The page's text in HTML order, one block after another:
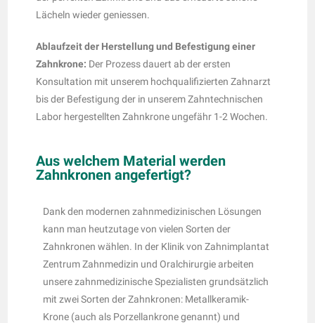
Lächeln wieder geniessen.
Ablaufzeit der Herstellung und Befestigung einer
Zahnkrone: Der Prozess dauert ab der ersten
Konsultation mit unserem hochqualifizierten Zahnarzt
bis der Befestigung der in unserem Zahntechnischen
Labor hergestellten Zahnkrone ungefähr 1-2 Wochen.
Aus welchem Material werden
Zahnkronen angefertigt?
Dank den modernen zahnmedizinischen Lösungen
kann man heutzutage von vielen Sorten der
Zahnkronen wählen. In der Klinik von Zahnimplantat
Zentrum Zahnmedizin und Oralchirurgie arbeiten
unsere zahnmedizinische Spezialisten grundsätzlich
mit zwei Sorten der Zahnkronen: Metallkeramik-
Krone (auch als Porzellankrone genannt) und